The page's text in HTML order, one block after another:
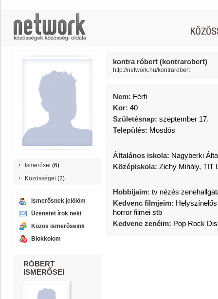
Ismerősei (6)
Közösségei (2)
Ismerősnek jelölöm
Üzenetet írok neki
Közös ismerőseink
Blokkolom
RÓBERT
ISMERŐSEI
kontra róbert (kontrarobert)
http://network.hu/kontrarobert
Nem: Férfi
Kor: 40
Születésnap: szeptember 17.
Település: Mosdós
Általános iskola: Nagyberki
Középiskola: Zichy Mihály, TIT
Hobbijaim: tv nézés
Kedvenc filmjeim:
horror filmei stb
Kedvenc zenéim: Pop Rock